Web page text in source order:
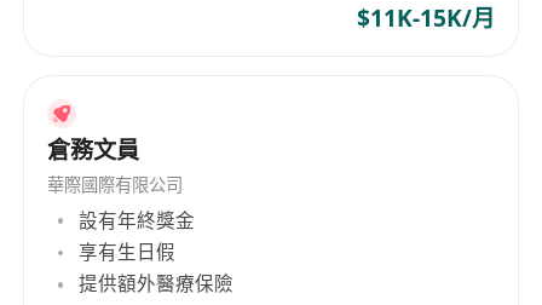
做事細心有條理，注重準確性與時效性，能於指
段輪值工作，每週工作時數約15–25小時，具備
穩定出勤記錄者優先。
幫忙跟進文件及製作簡單合同
福利
$11K-15K/月
倉務文員
華際國際有限公司
設有年終獎金
享有生日假
提供額外醫療保險